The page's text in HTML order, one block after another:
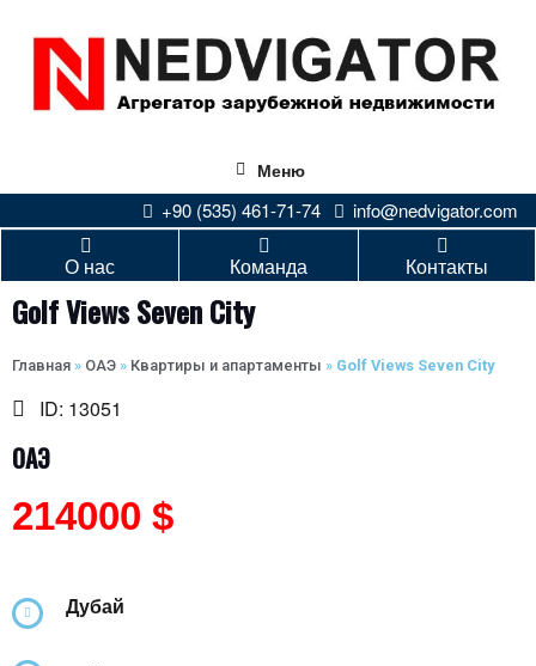
Меню
+90 (535) 461-71-74 info@nedvigator.com
О нас Команда Контакты
Golf Views Seven City
Главная » ОАЭ » Квартиры и апартаменты » Golf Views Seven City
ID: 13051
ОАЭ
214000 $
Дубай